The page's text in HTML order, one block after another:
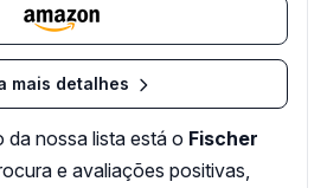
mais detalhes
da nossa lista está o Fischer
e avaliações positivas,